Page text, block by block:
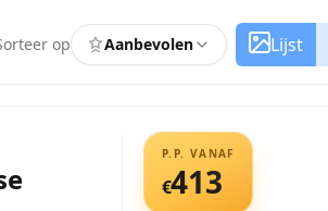
op Aanbevolen Lijst
P.P. VANAF
€413